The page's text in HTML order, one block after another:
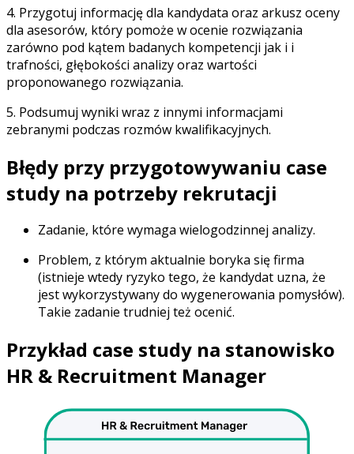
4. Przygotuj informację dla kandydata oraz arkusz oceny
dla asesorów, który pomoże w ocenie rozwiązania
zarówno pod kątem badanych kompetencji jak i i
trafności, głębokości analizy oraz wartości
proponowanego rozwiązania.
5. Podsumuj wyniki wraz z innymi informacjami
zebranymi podczas rozmów kwalifikacyjnych.
Błędy przy przygotowywaniu case
study na potrzeby rekrutacji
Zadanie, które wymaga wielogodzinnej analizy.
Problem, z którym aktualnie boryka się firma
(istnieje wtedy ryzyko tego, że kandydat uzna, że
jest wykorzystywany do wygenerowania pomysłów).
Takie zadanie trudniej też ocenić.
Przykład case study na stanowisko
HR & Recruitment Manager